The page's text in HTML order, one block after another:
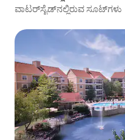
ವಾಟರ್‌ಸೈಡ್‌ನಲ್ಲಿರುವ ಸೂಟ್‌ಗಳು